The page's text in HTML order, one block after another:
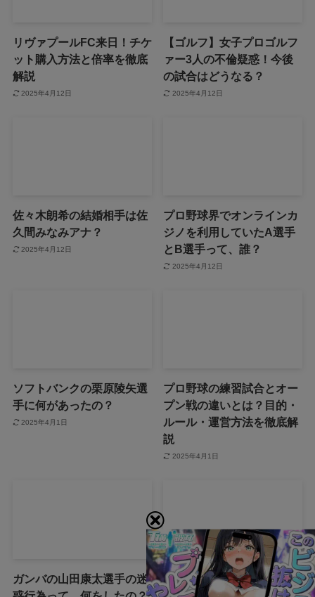
リヴァプールFC来日！チケ
ット購入方法と倍率を徹底
解説
2025年4月12日
【ゴルフ】女子プロゴルフ
ァー3人の不倫疑惑！今後
の試合はどうなる？
2025年4月12日
佐々木朗希の結婚相手は佐
久間みなみアナ？
2025年4月12日
プロ野球界でオンラインカ
ジノを利用していたA選手
とB選手って、誰？
2025年4月12日
ソフトバンクの栗原陵矢選
手に何があったの？
2025年4月1日
プロ野球の練習試合とオー
プン戦の違いとは？目的・
ルール・運営方法を徹底解
説
2025年4月1日
ガンバの山田康太選手の迷
ドジャースの佐々木朗希の